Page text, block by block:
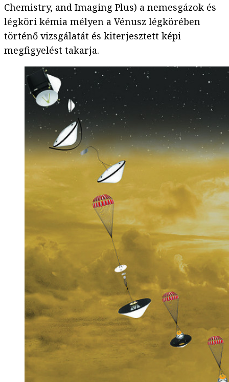
Chemistry, and Imaging Plus) a nemesgázok és
légköri kémia mélyen a Vénusz légkörében
történő vizsgálatát és kiterjesztett képi
megfigyelést takarja.